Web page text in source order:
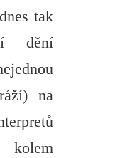
tak
dění
na